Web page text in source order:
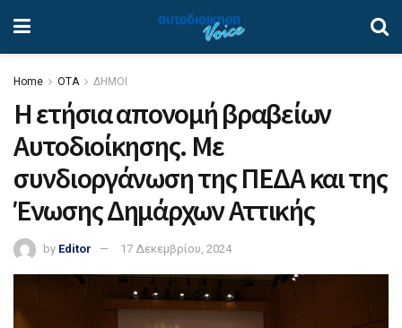
Home ΟΤΑ ΔΗΜΟΙ
Η ετήσια απονομή βραβείων
Αυτοδιοίκησης. Με
συνδιοργάνωση της ΠΕΔΑ και της
Ένωσης Δημάρχων Αττικής
by Editor 17 Δεκεμβρίου, 2024